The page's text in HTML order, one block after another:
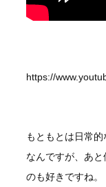
https://
もともとは日常
なんですが、あ
のも好きですね。